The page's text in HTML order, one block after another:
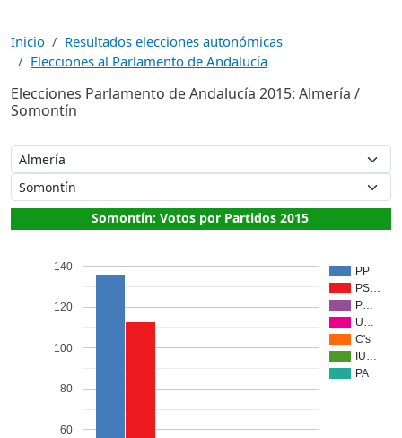
Inicio
Resultados elecciones autonómicas
Elecciones al Parlamento de Andalucía
Elecciones Parlamento de Andalucía 2015: Almería /
Somontín
Somontín: Votos por Partidos 2015
PP
PS…
P…
U…
C's
IU…
PA
60
80
100
120
140